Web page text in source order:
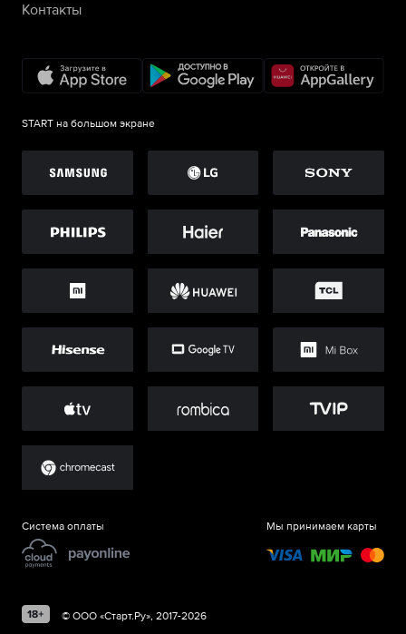
Контакты
START на большом экране
Система оплаты Мы принимаем карты
© ООО «Старт.Ру», 2017-2026